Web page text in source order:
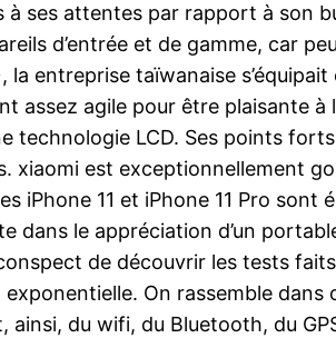
ses attentes par rapport à son
d’entrée et de gamme, car
entreprise taïwanaise s’équipait
assez agile pour être plaisante à
technologie LCD. Ses points
est exceptionnellement
iPhone 11 et iPhone 11 Pro sont
dans le appréciation d’un
de découvrir les tests
On rassemble dans
du wifi, du Bluetooth, du